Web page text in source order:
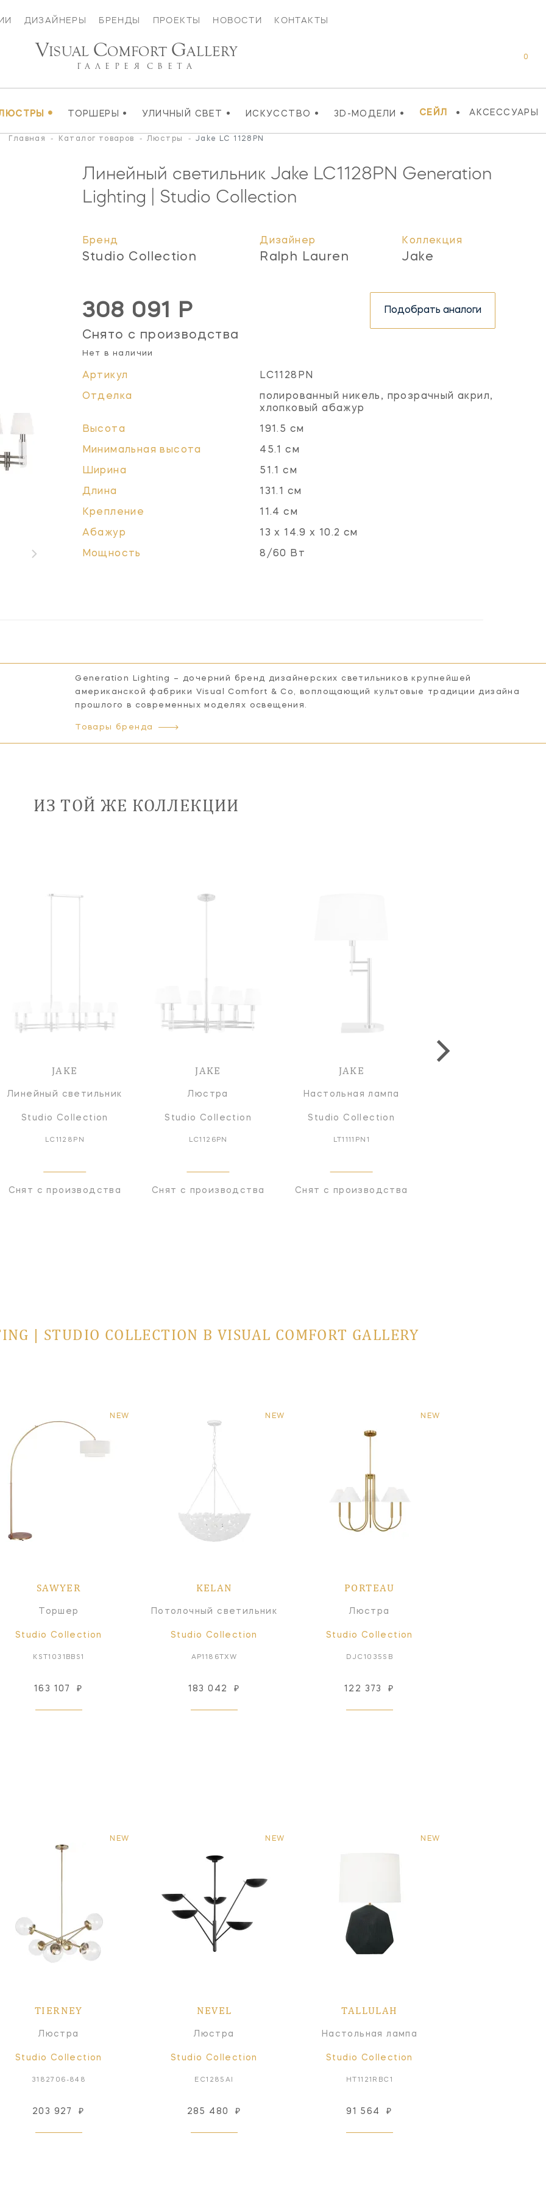
ДИЗАЙНЕРЫ БРЕНДЫ ПРОЕКТЫ НОВОСТИ КОНТАКТЫ
• ТОРШЕРЫ • УЛИЧНЫЙ СВЕТ • ИСКУССТВО • 3D-МОДЕЛИ • СЕЙЛ • АКСЕССУАРЫ
0
VISUAL COMFORT GALLERY
ГАЛЕРЕЯ СВЕТА
Главная - Каталог товаров - Люстры - Jake LC 1128PN
Линейный светильник Jake LC1128PN Generation
Lighting | Studio Collection
Бренд
Studio Collection
Дизайнер
Ralph Lauren
Коллекция
Jake
308 091 Р
Снято с производства
Нет в наличии
Подобрать аналоги
Артикул LC1128PN
Отделка
полированный никель, прозрачный акрил,
хлопковый абажур
Высота 191.5 см
Минимальная высота 45.1 см
Ширина 51.1 см
Длина 131.1 см
Крепление 11.4 см
Абажур 13 х 14.9 х 10.2 см
Мощность 8/60 Вт
Generation Lighting – дочерний бренд дизайнерских светильников крупнейшей
американской фабрики Visual Comfort & Co, воплощающий культовые традиции дизайна
прошлого в современных моделях освещения.
Товары бренда
ИЗ ТОЙ ЖЕ КОЛЛЕКЦИИ
JAKE
Линейный светильник
Studio Collection
LC1128PN
Снят с производства
JAKE
Люстра
Studio Collection
LC1126PN
Снят с производства
JAKE
Настольная лампа
Studio Collection
LT1111PN1
Снят с производства
| STUDIO COLLECTION В VISUAL COMFORT GALLERY
NEW
SAWYER
Торшер
Studio Collection
KST1031BBS1
163 107 ₽
NEW
KELAN
Потолочный светильник
Studio Collection
AP1186TXW
183 042 ₽
NEW
PORTEAU
Люстра
Studio Collection
DJC1035SB
122 373 ₽
NEW
TIERNEY
Люстра
Studio Collection
3182706-848
203 927 ₽
NEW
NEVEL
Люстра
Studio Collection
EC1285AI
285 480 ₽
NEW
TALLULAH
Настольная лампа
Studio Collection
HT1121RBC1
91 564 ₽